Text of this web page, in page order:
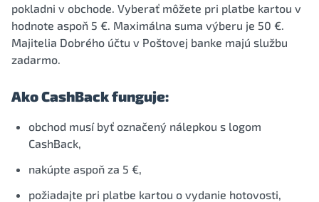
pokladni v obchode. Vyberať môžete pri platbe kartou v
hodnote aspoň 5 €. Maximálna suma výberu je 50 €.
Majitelia Dobrého účtu v Poštovej banke majú službu
zadarmo.
Ako CashBack funguje:
obchod musí byť označený nálepkou s logom
CashBack,
nakúpte aspoň za 5 €,
požiadajte pri platbe kartou o vydanie hotovosti,